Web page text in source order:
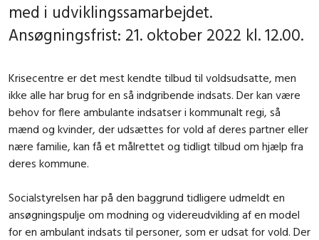
med i udviklingssamarbejdet.
Ansøgningsfrist: 21. oktober 2022 kl. 12.00.
Krisecentre er det mest kendte tilbud til voldsudsatte, men
ikke alle har brug for en så indgribende indsats. Der kan være
behov for flere ambulante indsatser i kommunalt regi, så
mænd og kvinder, der udsættes for vold af deres partner eller
nære familie, kan få et målrettet og tidligt tilbud om hjælp fra
deres kommune.
Socialstyrelsen har på den baggrund tidligere udmeldt en
ansøgningspulje om modning og videreudvikling af en model
for en ambulant indsats til personer, som er udsat for vold. Der